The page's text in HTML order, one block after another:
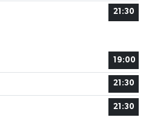
21:30
19:00
21:30
21:30